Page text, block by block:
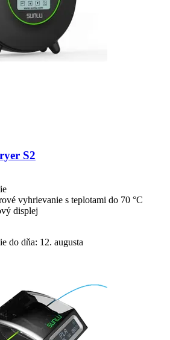
S2
vyhrievanie s teplotami do 70 °C
displej
do dňa: 12. augusta